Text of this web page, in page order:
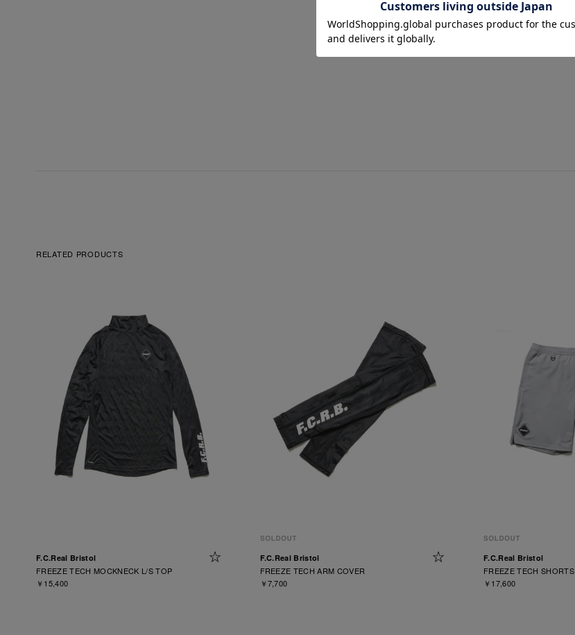
RELATED PRODUCTS
F.C.Real Bristol
FREEZE TECH MOCKNECK L/S TOP
￥15,400
F.C.Real Bristol
FREEZE TECH ARM COVER
￥7,700
F.C.Real Bristol
FREEZE TECH SHORTS
￥17,600